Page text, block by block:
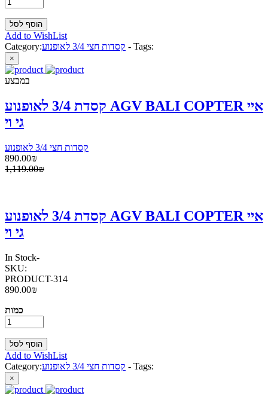
Add to WishList
Category:
קסדות חצי 3/4 לאופנוע - Tags:
×
במבצע
קסדת 3/4 לאופנוע AGV BALI COPTER איי
גי וי
קסדות חצי 3/4 לאופנוע
890.00₪
1,119.00₪
קסדת 3/4 לאופנוע AGV BALI COPTER איי
גי וי
In Stock-
SKU:
PRODUCT-314
890.00₪
כמות
Add to WishList
Category:
קסדות חצי 3/4 לאופנוע - Tags:
×